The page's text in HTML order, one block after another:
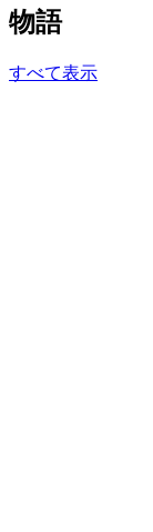
物語
すべて表示